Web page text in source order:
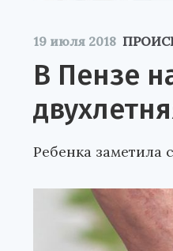
19 июля 2018
В Пензе
Ребенка заметила